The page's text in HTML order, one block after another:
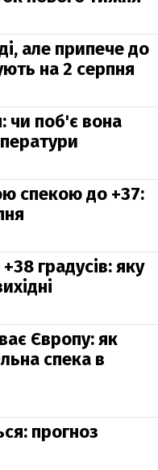
але припече до
на 2 серпня
чи поб'є вона
спекою до +37:
градусів: яку
Європу: як
спека в
прогноз